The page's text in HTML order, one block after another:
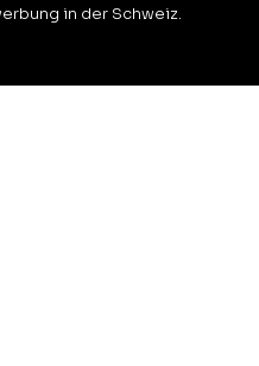
in der Schweiz.